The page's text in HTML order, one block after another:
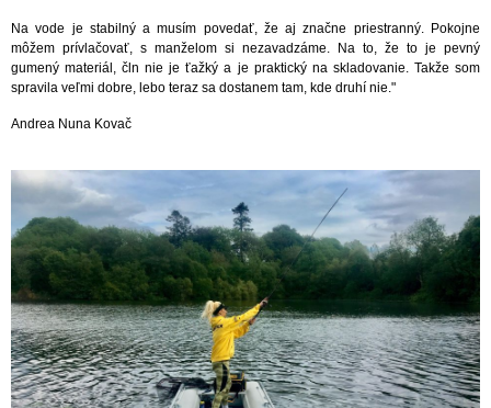
Na vode je stabilný a musím povedať, že aj značne priestranný. Pokojne
môžem prívlačovať, s manželom si nezavadzáme. Na to, že to je pevný
gumený materiál, čln nie je ťažký a je praktický na skladovanie. Takže som
spravila veľmi dobre, lebo teraz sa dostanem tam, kde druhí nie."
Andrea Nuna Kovač